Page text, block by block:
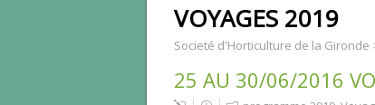
VOYAGES 2019
Societé d'Horticulture de la Gironde
25 AU 30/06/2016